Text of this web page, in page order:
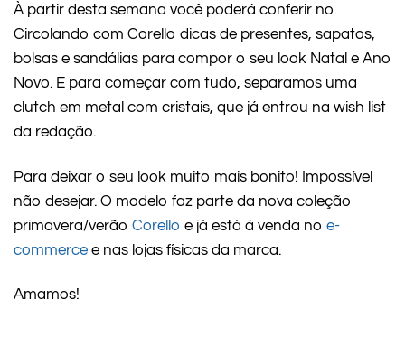
À partir desta semana você poderá conferir no
Circolando com Corello dicas de presentes, sapatos,
bolsas e sandálias para compor o seu look Natal e Ano
Novo. E para começar com tudo, separamos uma
clutch em metal com cristais, que já entrou na wish list
da redação.
Para deixar o seu look muito mais bonito! Impossível
não desejar. O modelo faz parte da nova coleção
primavera/verão Corello e já está à venda no e-
commerce e nas lojas físicas da marca.
Amamos!